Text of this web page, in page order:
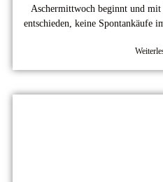
Aschermittwoch beginnt und
entschieden, keine Spontankäufe